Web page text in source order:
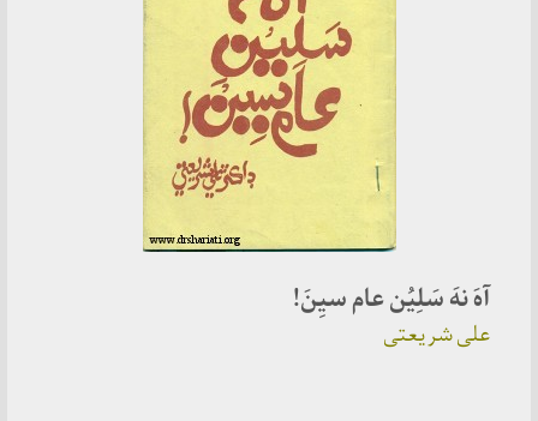
آهَ نهَ سَلِیُن عام سیِنَ!
علی شریعتی